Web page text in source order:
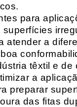
para
a
têxtil e
a
preparar
das fitas